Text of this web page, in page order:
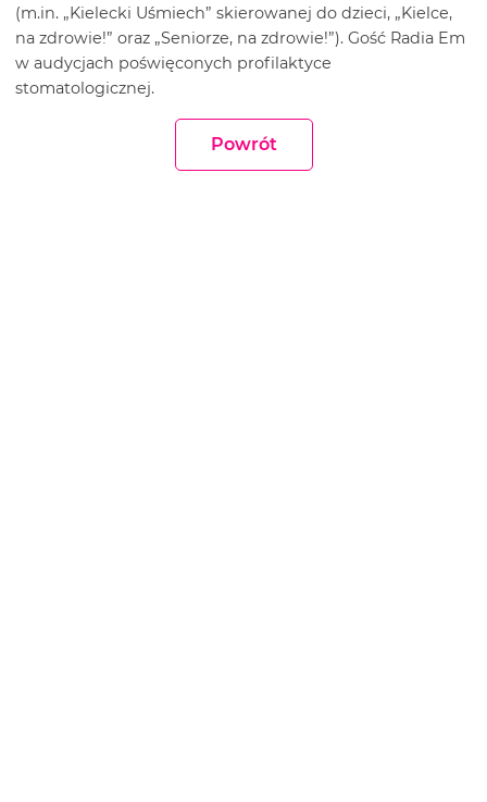
(m.in. „Kielecki Uśmiech” skierowanej do dzieci, „Kielce,
na zdrowie!” oraz „Seniorze, na zdrowie!”). Gość Radia Em
w audycjach poświęconych profilaktyce
stomatologicznej.
Powrót